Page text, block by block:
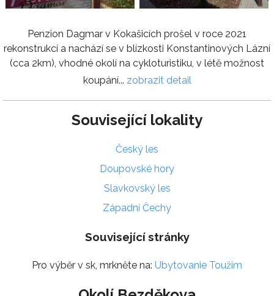
Penzion Dagmar v Kokašicích prošel v roce 2021
rekonstrukcí a nachází se v blízkosti Konstantinových Lázní
(cca 2km), vhodné okolí na cykloturistiku, v létě možnost
koupání... zobrazit detail
Související lokality
Český les
Doupovské hory
Slavkovský les
Západní Čechy
Související stránky
Pro výběr v sk, mrkněte na: Ubytovanie Toužim